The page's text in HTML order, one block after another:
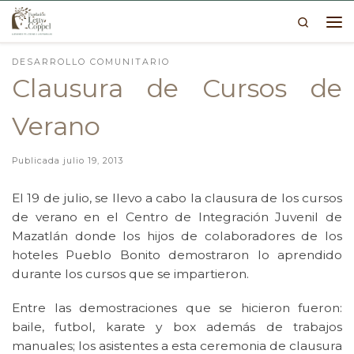
Skip to content
Search
DESARROLLO COMUNITARIO
Clausura de Cursos de
Verano
Publicada julio 19, 2013
El 19 de julio, se llevo a cabo la clausura de los cursos
de verano en el Centro de Integración Juvenil de
Mazatlán donde los hijos de colaboradores de los
hoteles Pueblo Bonito demostraron lo aprendido
durante los cursos que se impartieron.
Entre las demostraciones que se hicieron fueron:
baile, futbol, karate y box además de trabajos
manuales; los asistentes a esta ceremonia de clausura